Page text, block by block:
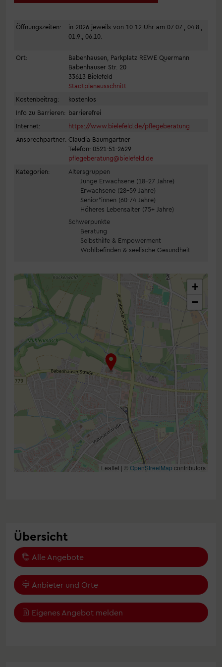
Öffnungszeiten:
in 2026 jeweils von 10-12 Uhr am 07.07., 04.8.,
01.9., 06.10.
Ort:
Babenhausen, Parkplatz REWE Quermann
Babenhauser Str. 20
33613 Bielefeld
Stadtplanausschnitt
Kostenbeitrag:
kostenlos
Info zu Barrieren: barrierefrei
Internet:
https://www.bielefeld.de/pflegeberatung
Ansprechpartner: Claudia Baumgartner
Telefon: 0521-51-2629
pflegeberatung@bielefeld.de
Kategorien:
Altersgruppen
Junge Erwachsene (18–27 Jahre)
Erwachsene (28–59 Jahre)
Senior*innen (60-74 Jahre)
Höheres Lebensalter (75+ Jahre)
Schwerpunkte
Beratung
Selbsthilfe & Empowerment
Wohlbefinden & seelische Gesundheit
+
−
Leaflet | ©OpenStreetMap contributors
Übersicht
Alle Angebote
Anbieter und Orte
Eigenes Angebot melden